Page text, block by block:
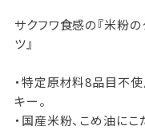
サクフワ食感の『米粉
ツ』
・特定原材料8品目不
キー。
・国産米粉、こめ油に